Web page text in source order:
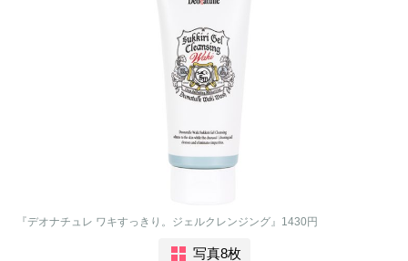
『デオナチュレ ワキすっきり。ジェルクレンジング』1430円
写真8枚